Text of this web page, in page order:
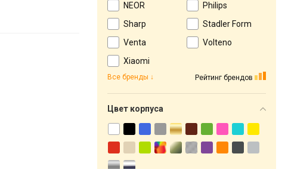
NEOR
Philips
Sharp
Stadler Form
Venta
Volteno
Xiaomi
Рейтинг брендов
Все бренды
Цвет корпуса